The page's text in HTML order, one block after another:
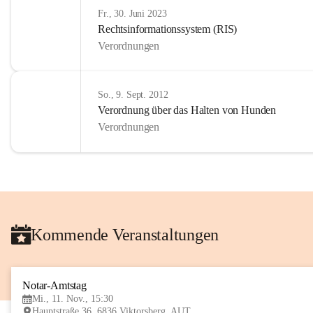
Fr., 30. Juni 2023
Rechtsinformationssystem (RIS)
Verordnungen
So., 9. Sept. 2012
Verordnung über das Halten von Hunden
Verordnungen
Kommende Veranstaltungen
Notar-Amtstag
Mi., 11. Nov., 15:30